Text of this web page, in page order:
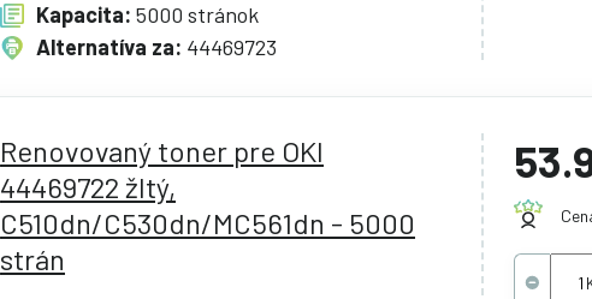
Kapacita: 5000 stránok
Alternatíva za: 44469723
Renovovaný toner pre OKI
44469722 žltý,
C510dn/C530dn/MC561dn - 5000
strán